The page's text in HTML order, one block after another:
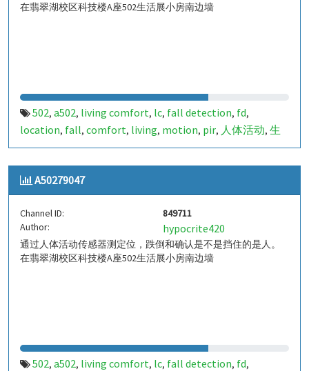
在翡翠湖校区科技楼A座502生活展小房南边墙
502, a502, living comfort, lc, fall detection, fd,
location, fall, comfort, living, motion, pir, 人体活动, 生
活,tanbir,跌倒,定位,哈山,室内定位,室内,indoor,
indoor living comfort,ilc,indoor living quality,ilq,
a50279046,849710
A50279047
Channel ID:
849711
Author:
hypocrite420
通过人体活动传感器测定位，跌倒和确认是不是挡住的是人。
在翡翠湖校区科技楼A座502生活展小房南边墙
502, a502, living comfort, lc, fall detection, fd,